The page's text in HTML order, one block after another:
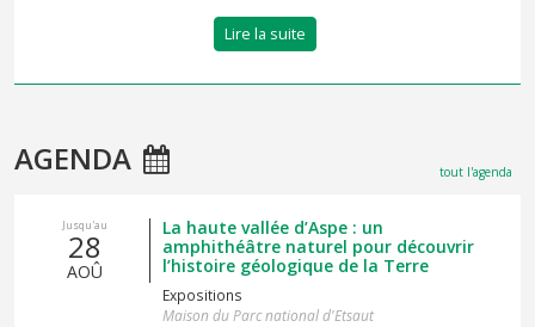
Lire la suite
AGENDA tout l'agenda
Jusqu'au
28
AOÛ
La haute vallée d’Aspe : un
amphithéâtre naturel pour découvrir
l’histoire géologique de la Terre
Expositions
Maison du Parc national d'Etsaut